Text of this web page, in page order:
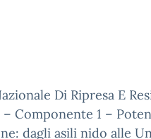
Di Ripresa E
– Componente 1 –
dagli asili nido alle